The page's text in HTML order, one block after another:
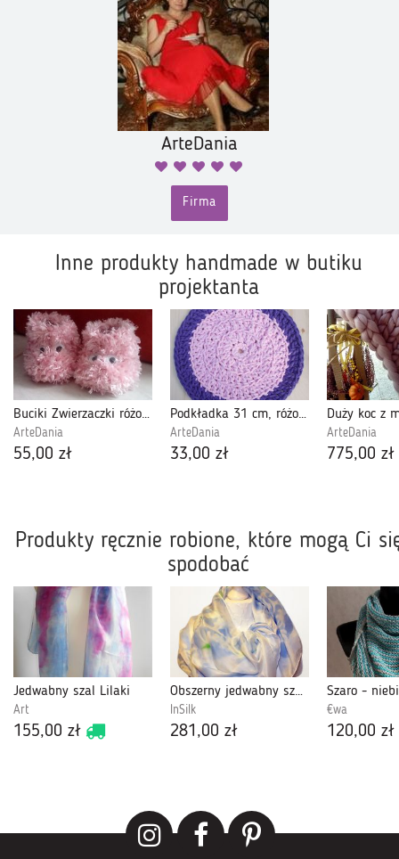
ArteDania
Firma
Inne produkty handmade w butiku
projektanta
Buciki Zwierzaczki różowe
ArteDania
55,00 zł
Podkładka 31 cm, różowo-lawendowa
ArteDania
33,00 zł
ArteDania
775,00 zł
Produkty ręcznie robione, które mogą Ci
spodobać
Jedwabny szal Lilaki
Art
155,00 zł
Obszerny jedwabny szal ręcznie malowany
InSilk
281,00 zł
€wa
120,00 zł